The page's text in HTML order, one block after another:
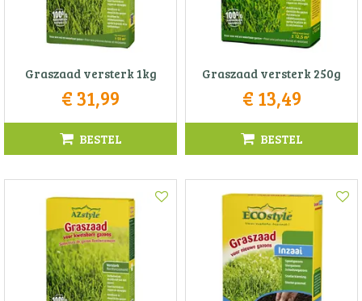
Graszaad versterk 1kg
€31,99
BESTEL
Graszaad versterk 250g
€ 13,49
BESTEL